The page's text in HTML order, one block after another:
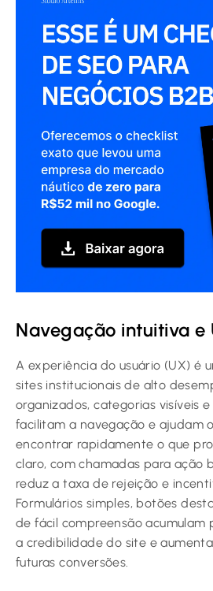
Navegação intuitiva e
A experiência do usuário (UX) é
sites institucionais de alto
organizados, categorias visíveis
facilitam a navegação e ajudam
encontrar rapidamente o que
claro, com chamadas para ação
reduz a taxa de rejeição e
Formulários simples, botões
de fácil compreensão acumulam
a credibilidade do site e
futuras conversões.